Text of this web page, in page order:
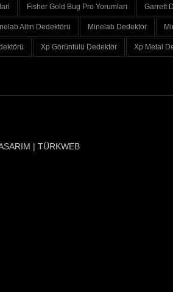
Fisher Gold Bug Pro Yorumları Garrett
Altın Dedektörü Minelab Dedektör
Xp Görüntülü Dedektör Xp Metal
| TÜRKWEB